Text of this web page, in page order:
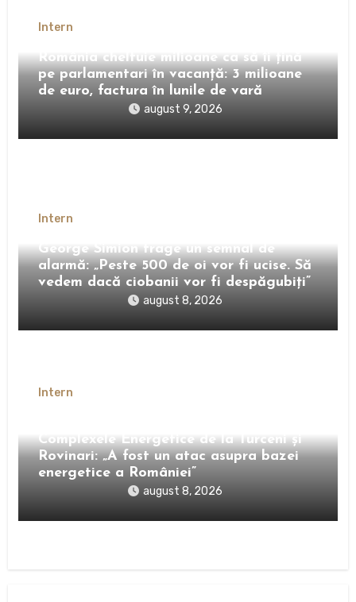
Intern
România cheltuie milioane ca să îi țină
pe parlamentari în vacanță: 3 milioane
de euro, factura în lunile de vară
august 9, 2026
Intern
George Simion trage un semnal de
alarmă: „Peste 500 de oi vor fi ucise. Să
vedem dacă ciobanii vor fi despăgubiți”
august 8, 2026
Intern
Complexele Energetice de la Turceni și
Rovinari: „A fost un atac asupra bazei
energetice a României”
august 8, 2026